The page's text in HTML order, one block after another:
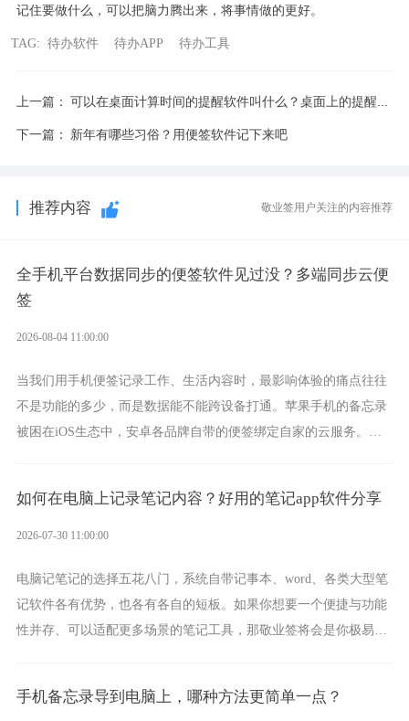
记住要做什么，可以把脑力腾出来，将事情做的更好。
TAG: 待办软件 待办APP 待办工具
上一篇： 可以在桌面计算时间的提醒软件叫什么？桌面上的提醒计时工具
下一篇： 新年有哪些习俗？用便签软件记下来吧
推荐内容 敬业签用户关注的内容推荐
全手机平台数据同步的便签软件见过没？多端同步云便
签
2026-08-04 11:00:00
当我们用手机便签记录工作、生活内容时，最影响体验的痛点往往
不是功能的多少，而是数据能不能跨设备打通。苹果手机的备忘录
被困在iOS生态中，安卓各品牌自带的便签绑定自家的云服务。而
如何在电脑上记录笔记内容？好用的笔记app软件分享
2026-07-30 11:00:00
电脑记笔记的选择五花八门，系统自带记事本、word、各类大型笔
记软件各有优势，也各有各自的短板。如果你想要一个便捷与功能
性并存、可以适配更多场景的笔记工具，那敬业签将会是你极易上
手机备忘录导到电脑上，哪种方法更简单一点？